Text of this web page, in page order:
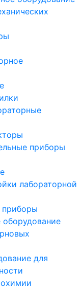
приборы
лабораторной
приборы
оборудование
для